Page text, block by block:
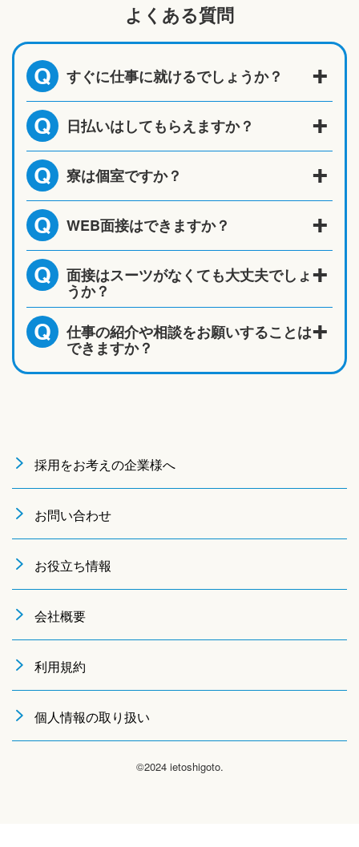
よくある質問
Q すぐに仕事に就けるでしょうか？
Q 日払いはしてもらえますか？
Q 寮は個室ですか？
Q WEB面接はできますか？
Q 面接はスーツがなくても大丈夫でしょ
うか？
Q 仕事の紹介や相談をお願いすることは
できますか？
採用をお考えの企業様へ
お問い合わせ
お役立ち情報
会社概要
利用規約
個人情報の取り扱い
©2024 ietoshigoto.